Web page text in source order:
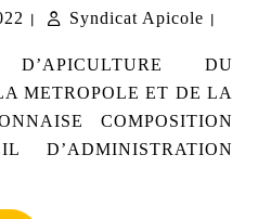
conseil
du
–
2022
2| Syndicat Apicole |
METROPOLE ET DE LA
COMPOSITION
D’ADMINISTRATION